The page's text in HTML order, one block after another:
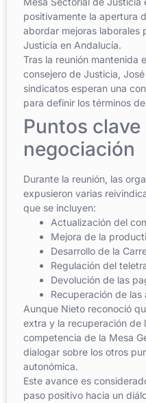
positivamente la apertura
abordar mejoras laborales
Justicia en Andalucía.
Tras la reunión mantenida
consejero de Justicia,
sindicatos esperan una
para definir los términos
Puntos clave
negociación
Durante la reunión, las
expusieron varias
que se incluyen:
Actualización del
Mejora de la
Desarrollo de la
Regulación del
Devolución de las
Recuperación de
Aunque Nieto reconoció
extra y la recuperación de
competencia de la Mesa
dialogar sobre los otros
autonómica.
Este avance es
paso positivo hacia un